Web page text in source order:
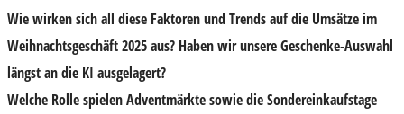
Wie wirken sich all diese Faktoren und Trends auf die Umsätze im
Weihnachtsgeschäft 2025aus? Haben wir unsere Geschenke-Auswahl
längst an die KI ausgelagert?
Welche Rolle spielenAdventmärktesowie die Sondereinkaufstage